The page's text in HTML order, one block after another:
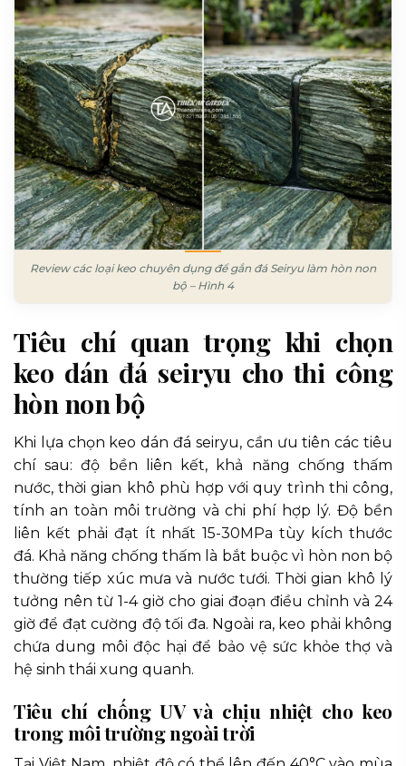
Review các loại keo chuyên dụng để gắn đá Seiryu làm hòn non
bộ – Hình 4
Tiêu chí quan trọng khi chọn
keo dán đá seiryu cho thi công
hòn non bộ
Khi lựa chọn keo dán đá seiryu, cần ưu tiên các tiêu
chí sau: độ bền liên kết, khả năng chống thấm
nước, thời gian khô phù hợp với quy trình thi công,
tính an toàn môi trường và chi phí hợp lý. Độ bền
liên kết phải đạt ít nhất 15-30MPa tùy kích thước
đá. Khả năng chống thấm là bắt buộc vì hòn non bộ
thường tiếp xúc mưa và nước tưới. Thời gian khô lý
tưởng nên từ 1-4 giờ cho giai đoạn điều chỉnh và 24
giờ để đạt cường độ tối đa. Ngoài ra, keo phải không
chứa dung môi độc hại để bảo vệ sức khỏe thợ và
hệ sinh thái xung quanh.
Tiêu chí chống UV và chịu nhiệt cho keo
trong môi trường ngoài trời